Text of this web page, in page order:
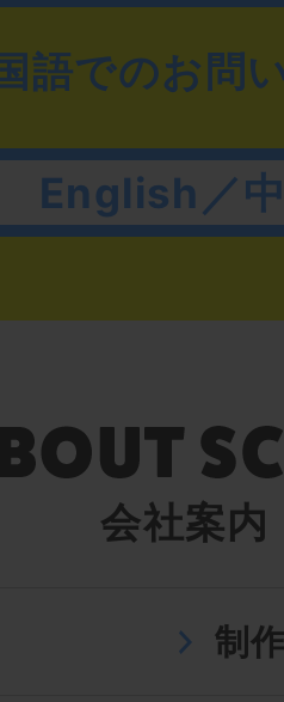
語でのお問
English／
会社案内
制